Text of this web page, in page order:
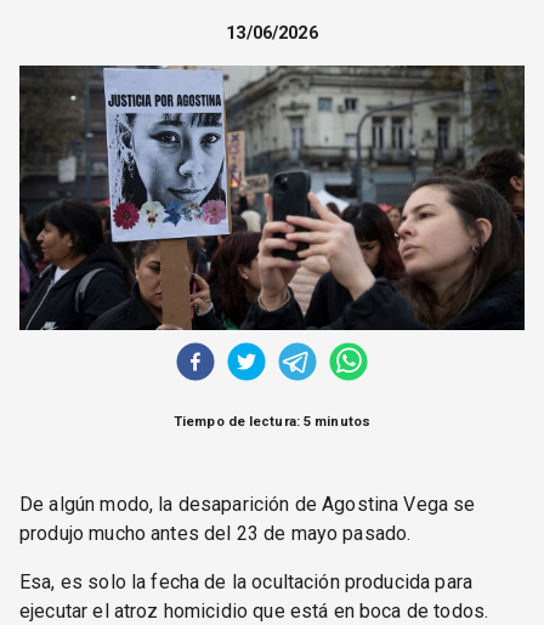
SOCIEDAD Y CULTURA
JUVENTUD
CORREO DE LECTORES
DEBATE
ARCHIVO
DECLARACIONES
OPINIÓN
ALTAMIRA RESPONDE
Política Obrera Revista
CONTACTO
13/06/2026
Tiempo de lectura: 5 minutos
De algún modo, la desaparición de Agostina Vega se
produjo mucho antes del 23 de mayo pasado.
Esa, es solo la fecha de la ocultación producida para
ejecutar el atroz homicidio que está en boca de todos.